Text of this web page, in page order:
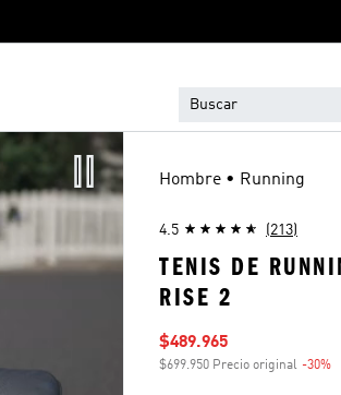
Hombre • Running
4.5 (213)
TENIS DE
RISE 2
Precio de venta
$489.965
$699.950 Precio original -30%